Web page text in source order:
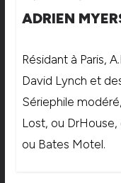
ADRIEN
Résidant à Paris,
David Lynch et
Sériephile
Lost, ou
ou Bates Motel.